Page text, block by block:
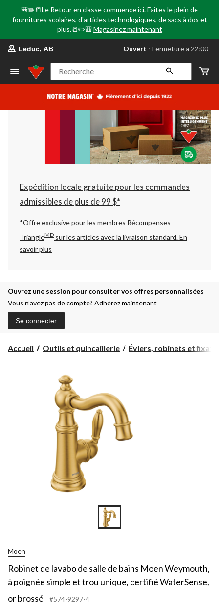
🎒✏️📒Le Retour en classe commence ici. Faites le plein de
fournitures scolaires, d'articles technologiques, de sacs à dos et
plus.📒✏️🎒 Magasinez maintenant
votre
préféré
Leduc,
AB,
courament
Fermeture
à
22:00
cliquer
pour
changer
Leduc, AB Ouvert ⋅ Fermeture à 22:00
Recherche
Expédition locale gratuite pour les commandes
admissibles de plus de 99 $*
*Offre exclusive pour les membres Récompenses
TriangleMD sur les articles avec la livraison standard.En
savoir plus
Ouvrez une session pour consulter vos offres personnalisées
Vous n’avez pas de compte? Adhérez maintenant
Se connecter
Accueil Outils et quincaillerie Éviers, robinets et
Moen
Robinet de lavabo de salle de bains Moen Weymouth,
à poignée simple et trou unique, certifié WaterSense,
or brossé
#574-9297-4